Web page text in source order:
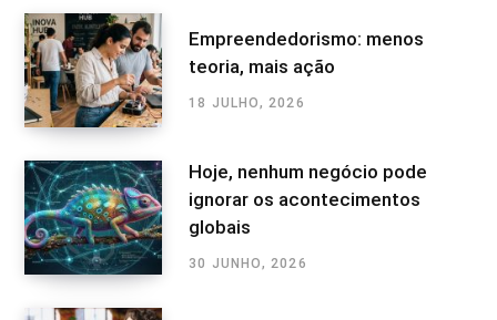
Empreendedorismo: menos
teoria, mais ação
18 JULHO, 2026
Hoje, nenhum negócio pode
ignorar os acontecimentos
globais
30 JUNHO, 2026